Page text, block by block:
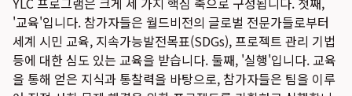
'교육'입니다. 참가자들은 월드비전의 글로벌 전문가들로부터
세계 시민 교육, 지속가능발전목표(SDGs), 프로젝트 관리 기법
등에 대한 심도 있는 교육을 받습니다. 둘째, '실행'입니다. 교육
을 통해 얻은 지식과 통찰력을 바탕으로, 참가자들은 팀을 이루